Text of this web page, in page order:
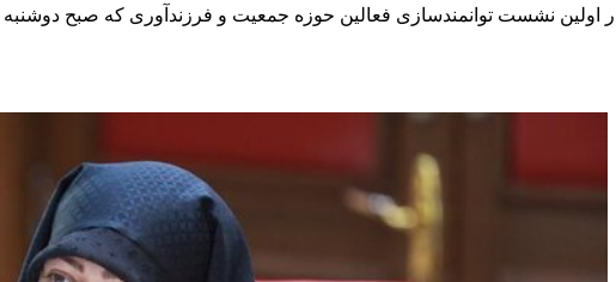
اولین نشست توانمندسازی فعالین حوزه جمعیت و فرزندآوری که صبح